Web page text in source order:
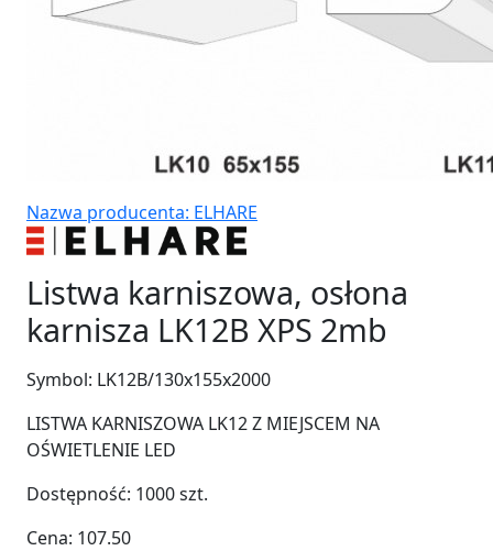
Nazwa producenta: ELHARE
Listwa karniszowa, osłona
karnisza LK12B XPS 2mb
Symbol: LK12B/130x155x2000
LISTWA KARNISZOWA LK12 Z MIEJSCEM NA
OŚWIETLENIE LED
Dostępność: 1000szt.
Cena: 107.50